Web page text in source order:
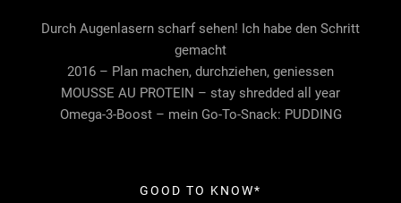
Durch Augenlasern scharf sehen! Ich habe den Schritt
gemacht
2016 – Plan machen, durchziehen, geniessen
MOUSSE AU PROTEIN – stay shredded all year
Omega-3-Boost – mein Go-To-Snack: PUDDING
GOOD TO KNOW*